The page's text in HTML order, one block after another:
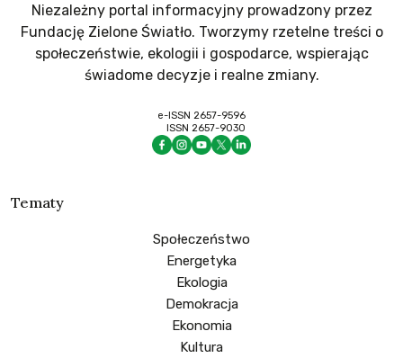
Niezależny portal informacyjny prowadzony przez
Fundację Zielone Światło. Tworzymy rzetelne treści o
społeczeństwie, ekologii i gospodarce, wspierając
świadome decyzje i realne zmiany.
e-ISSN 2657-9596
ISSN 2657-9030
Tematy
Społeczeństwo
Energetyka
Ekologia
Demokracja
Ekonomia
Kultura